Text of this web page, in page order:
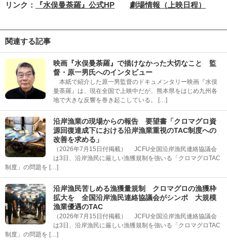
リンク： 『水俣曼荼羅』公式HP 劇場情報（上映日程）
関連する記事
映画『水俣曼荼羅』で描けなかった大切なこと 監
督・原一男氏へのインタビュー
本紙で紹介した原一男監督のドキュメンタリー映画『水俣
曼荼羅』は、現在全国で上映中だが、熊本県をはじめ九州各
地で大きな反響を巻き起こしている。 […]
沿岸漁業の現場からの報告 要望書「クロマグロ資
源回復達成下における沿岸漁業重視のTAC制度への
改善を求める」
（2026年7月15日付掲載） JCFU全国沿岸漁民連絡協議会
は3日、沿岸漁民に厳しい漁獲規制を強いる「クロマグロTAC
制度」の問題を […]
沿岸漁民苦しめる漁獲量規制 クロマグロの漁獲枠
拡大を 全国沿岸漁民連絡協議会がシンポ 大規模
漁業優遇のTAC
（2026年7月15日付掲載） JCFU全国沿岸漁民連絡協議会
は3日、沿岸漁民に厳しい漁獲規制を強いる「クロマグロTAC
制度」の問題を […]